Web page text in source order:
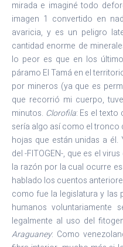
mirada e imaginé todo
imagen 1 convertido en
avaricia, y es un peligro
cantidad enorme de
lo peor es que en los
páramo El Tamá en el
por mineros (ya que es
que recorrió mi cuerpo,
minutos. Clorofila: Es el texto
sería algo así como el tronco
hojas que están unidas a
del -FITOGEN-, que es el
la razón por la cual ocurre
hablado los cuentos
como fue la legislatura y las
humanos voluntariamente
legalmente al uso del
Araguaney: Como